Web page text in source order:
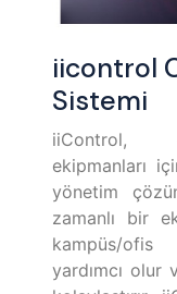
iicontrol
Sistemi
iiControl,
ekipmanları
yönetim
zamanlı bir
kampüs/ofis
yardımcı